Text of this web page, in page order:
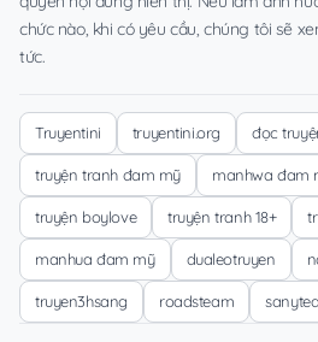
chức nào, khi có yêu cầu, chúng tôi sẽ
tức.
Truyentini truyentini.org đọc
truyện tranh đam mỹ manhwa đam
truyện boylove truyện tranh 18+
manhua đam mỹ dualeotruyen
truyen3hsang roadsteam